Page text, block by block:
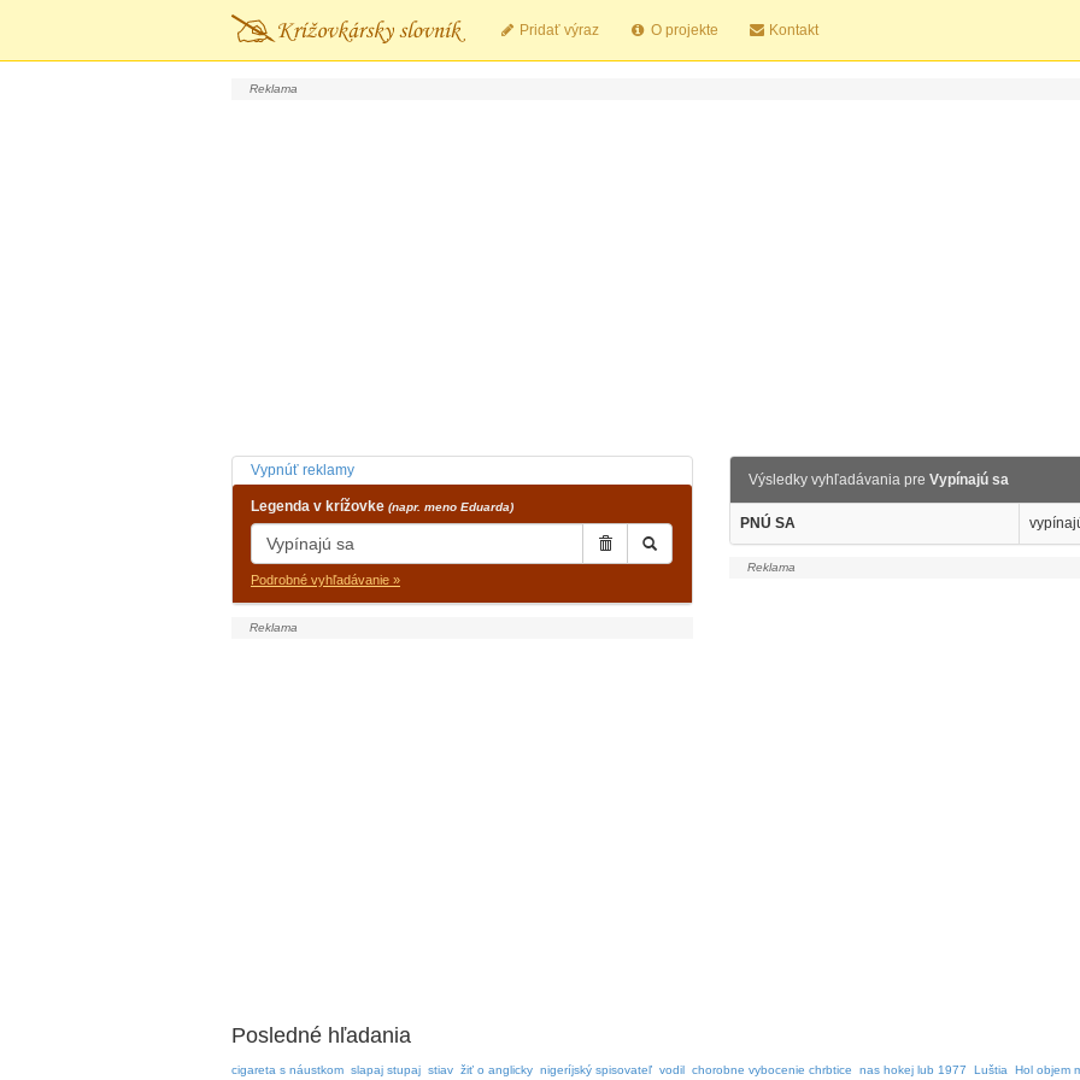
Pridať výraz O projekte Kontakt
Vypnúť reklamy
Legenda v krížovke (napr. meno Eduarda)
Podrobné vyhľadávanie »
Výsledky vyhľadávania pre Vypínajú sa
PNÚ SA
Posledné hľadania
cigareta s náustkom slapaj stupaj stiav žiť o anglicky nigeríjský spisovateľ vodil chorobne vybocenie chrbtice nas hokej lub 1977 Luštia Hol objem